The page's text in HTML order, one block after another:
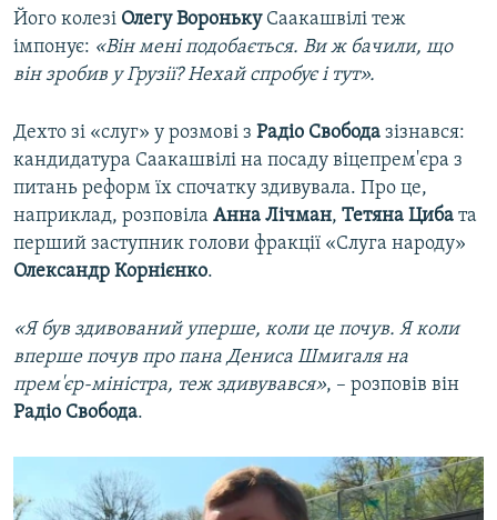
Його колезі Олегу Вороньку Саакашвілі теж
імпонує: «Він мені подобається. Ви ж бачили, що
він зробив у Грузії? Нехай спробує і тут».
Дехто зі «слуг» у розмові з Радіо Свобода зізнався:
кандидатура Саакашвілі на посаду віцепрем'єра з
питань реформ їх спочатку здивувала. Про це,
наприклад, розповіла Анна Лічман, Тетяна Циба та
перший заступник голови фракції «Слуга народу»
Олександр Корнієнко.
«Я був здивований уперше, коли це почув. Я коли
вперше почув про пана Дениса Шмигаля на
прем'єр-міністра, теж здивувався», – розповів він
Радіо Свобода.